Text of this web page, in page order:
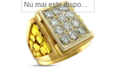
Nu mai este disponibil